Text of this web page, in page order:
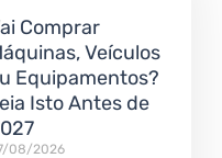
Comprar
Veículos
Equipamentos?
Isto Antes de
08/2026